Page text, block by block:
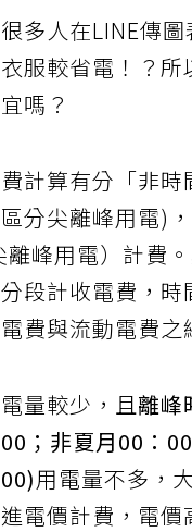
多人在LINE傳
服較省電！？所
嗎？
計算有分「非時
分尖離峰用電)
峰用電）計費
段計收電費，時
費與流動電費之
量較少，且離峰
；非夏月00：
用電量不多，
電價計費，電價